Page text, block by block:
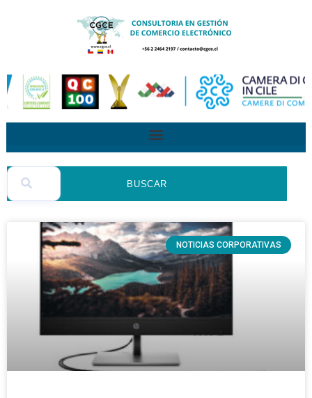
BUSCAR
NOTICIAS CORPORATIVAS